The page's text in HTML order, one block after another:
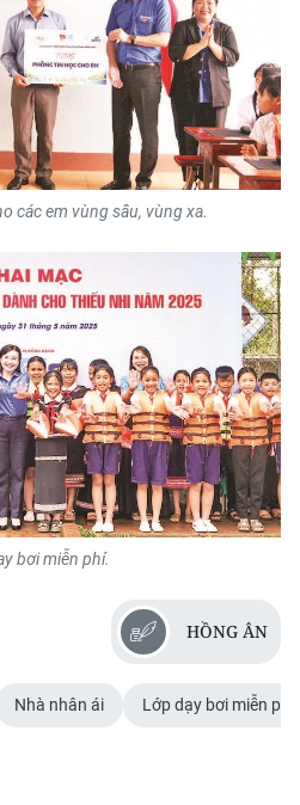
các em vùng sâu, vùng xa.
bơi miễn phí.
HỒNG ÂN
Nhà nhân ái Lớp dạy bơi miễn phí